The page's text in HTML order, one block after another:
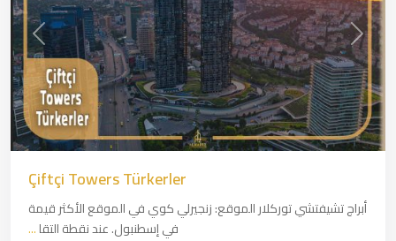
Next
Çiftçi Towers Türkerler
أبراج تشيفتشي توركلار الموقع: زنجيرلي كوي في الموقع الأكثر قيمة
في إسطنبول. عند نقطة التقا...